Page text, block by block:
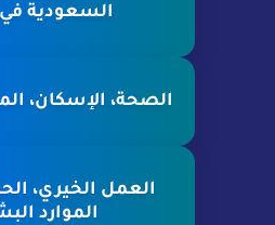
السعودية في
الصحة، الإسكان،
العمل الخيري،
الموارد